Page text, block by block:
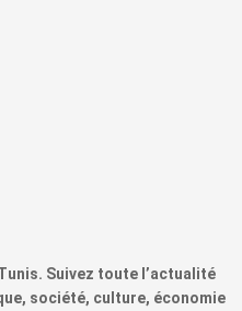
Suivez toute l’actualité
société, culture, économie